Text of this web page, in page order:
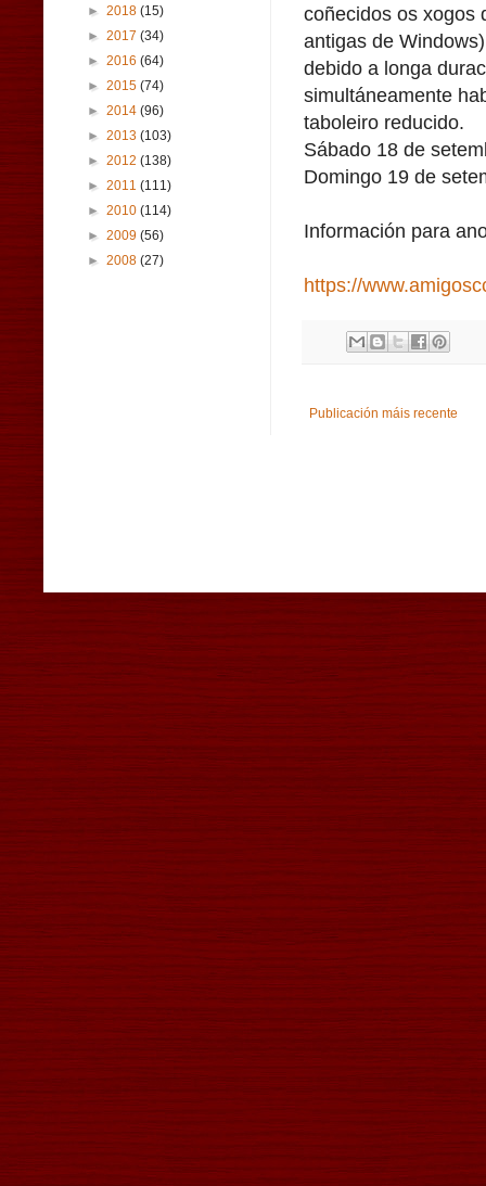
coñecidos os xogos
antigas de
debido a longa
simultáneamente
taboleiro reducido.
Sábado 18 de
Domingo 19 de
Información para
https://
Publicación máis recente
► 2018 (15)
► 2017 (34)
► 2016 (64)
► 2015 (74)
► 2014 (96)
► 2013 (103)
► 2012 (138)
► 2011 (111)
► 2010 (114)
► 2009 (56)
► 2008 (27)